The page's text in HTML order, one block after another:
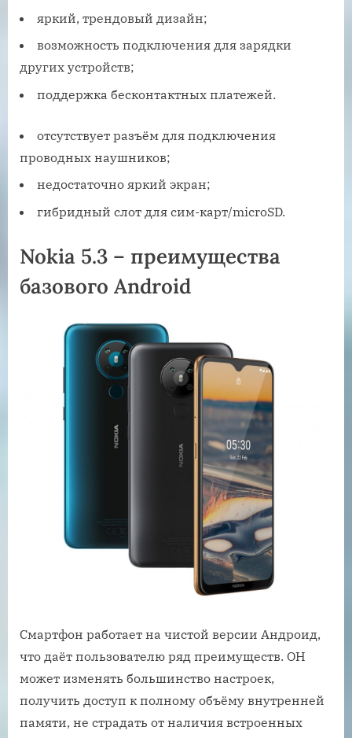
яркий, трендовый дизайн;
возможность подключения для зарядки
других устройств;
поддержка бесконтактных платежей.
отсутствует разъём для подключения
проводных наушников;
недостаточно яркий экран;
гибридный слот для сим-карт/microSD.
Nokia 5.3 – преимущества
базового Android
Смартфон работает на чистой версии Андроид,
что даёт пользователю ряд преимуществ. ОН
может изменять большинство настроек,
получить доступ к полному объёму внутренней
памяти, не страдать от наличия встроенных